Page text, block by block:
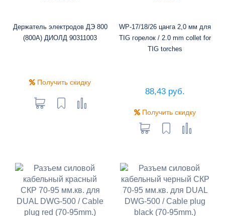
Держатель электродов ДЭ 800
(800А) ДИОЛД 90311003
Получить скидку
WP-17/18/26 цанга 2,0 мм для
TIG горелок / 2.0 mm collet for
TIG torches
88,43 руб.
Получить скидку